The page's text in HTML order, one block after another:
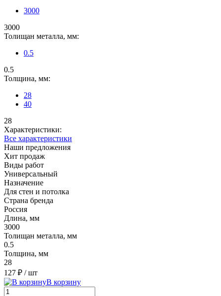
3000
3000
Толищан металла, мм:
0.5
0.5
Толщина, мм:
28
40
28
Характеристики:
Все характеристики
Наши предложения
Хит продаж
Виды работ
Универсальный
Назначение
Для стен и потолка
Страна бренда
Россия
Длина, мм
3000
Толищан металла, мм
0.5
Толщина, мм
28
127 ₽ / шт
В корзину